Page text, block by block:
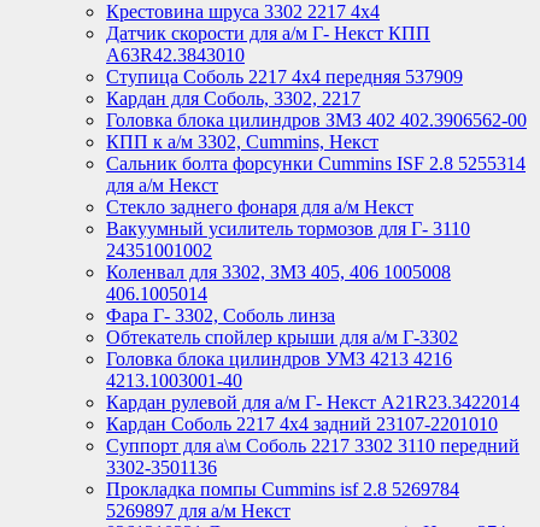
Крестовина шруса 3302 2217 4х4
Датчик скорости для а/м Г- Некст КПП
А63R42.3843010
Ступица Соболь 2217 4х4 передняя 537909
Кардан для Соболь, 3302, 2217
Головка блока цилиндров ЗМЗ 402 402.3906562-00
КПП к а/м 3302, Cummins, Некст
Сальник болта форсунки Cummins ISF 2.8 5255314
для а/м Некст
Стекло заднего фонаря для а/м Некст
Вакуумный усилитель тормозов для Г- 3110
24351001002
Коленвал для 3302, ЗМЗ 405, 406 1005008
406.1005014
Фара Г- 3302, Соболь линза
Обтекатель спойлер крыши для а/м Г-3302
Головка блока цилиндров УМЗ 4213 4216
4213.1003001-40
Кардан рулевой для а/м Г- Некст А21R23.3422014
Кардан Соболь 2217 4х4 задний 23107-2201010
Суппорт для а\м Соболь 2217 3302 3110 передний
3302-3501136
Прокладка помпы Cummins isf 2.8 5269784
5269897 для а/м Некст